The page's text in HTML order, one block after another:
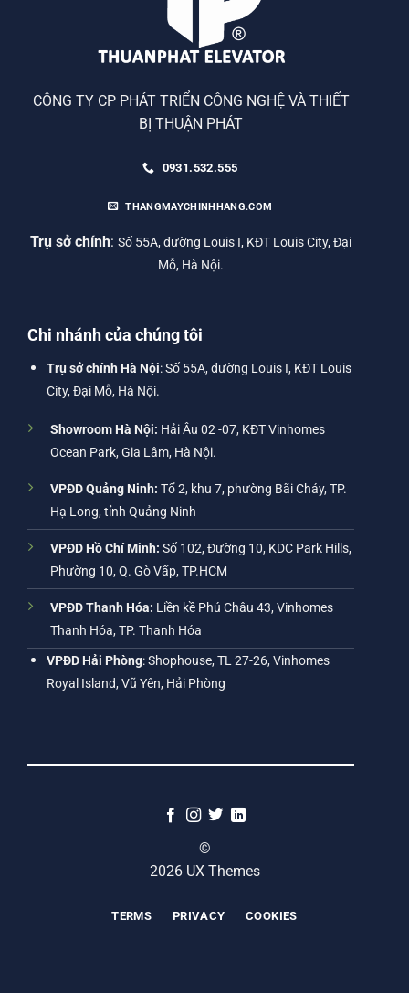
CÔNG TY CP PHÁT TRIỂN CÔNG NGHỆ VÀ THIẾT
BỊ THUẬN PHÁT
0931.532.555
THANGMAYCHINHHANG.COM
Trụ sở chính: Số 55A, đường Louis I, KĐT Louis City, Đại
Mỗ, Hà Nội.
Chi nhánh của chúng tôi
Trụ sở chính Hà Nội: Số 55A, đường Louis I, KĐT Louis
City, Đại Mỗ, Hà Nội.
Showroom Hà Nội: Hải Âu 02 -07, KĐT Vinhomes
Ocean Park, Gia Lâm, Hà Nội.
VPĐD Quảng Ninh: Tổ 2, khu 7, phường Bãi Cháy, TP.
Hạ Long, tỉnh Quảng Ninh
VPĐD Hồ Chí Minh: Số 102, Đường 10, KDC Park Hills,
Phường 10, Q. Gò Vấp, TP.HCM
VPĐD Thanh Hóa: Liền kề Phú Châu 43, Vinhomes
Thanh Hóa, TP. Thanh Hóa
VPĐD Hải Phòng: Shophouse, TL 27-26, Vinhomes
Royal Island, Vũ Yên, Hải Phòng
©
2026 UX Themes
TERMS PRIVACY COOKIES